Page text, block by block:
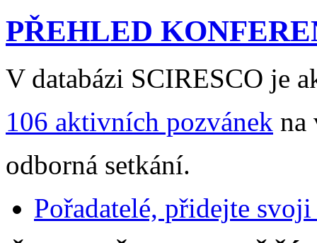
PŘEHLED
V databázi SCIRESCO je
106 aktivních pozvánek na
odborná setkání.
Pořadatelé, přidejte